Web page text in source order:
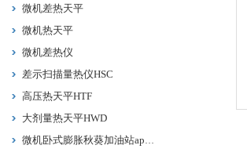
微机差热天平
微机热天平
微机差热仪
差示扫描量热仪HSC
高压热天平HTF
大剂量热天平HWD
微机卧式膨胀秋葵加油站app下载地址HPY